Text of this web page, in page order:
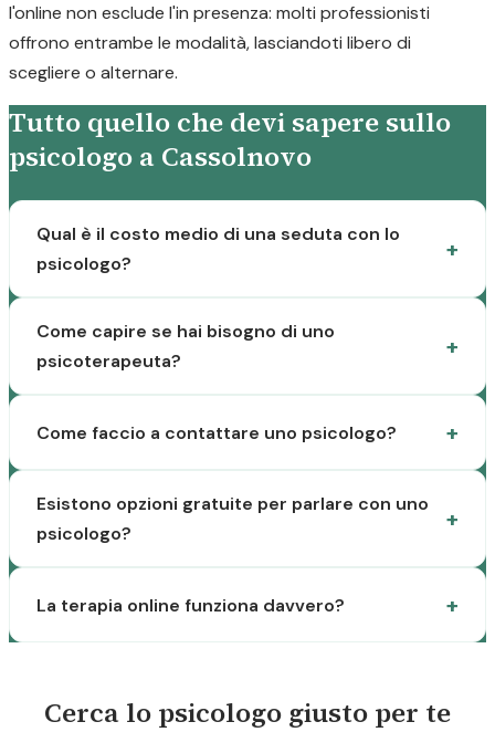
l'online non esclude l'in presenza: molti professionisti
offrono entrambe le modalità, lasciandoti libero di
scegliere o alternare.
Tutto quello che devi sapere sullo
psicologo a Cassolnovo
Qual è il costo medio di una seduta con lo
psicologo?
Come capire se hai bisogno di uno
psicoterapeuta?
Come faccio a contattare uno psicologo?
Esistono opzioni gratuite per parlare con uno
psicologo?
La terapia online funziona davvero?
Cerca lo psicologo giusto per te